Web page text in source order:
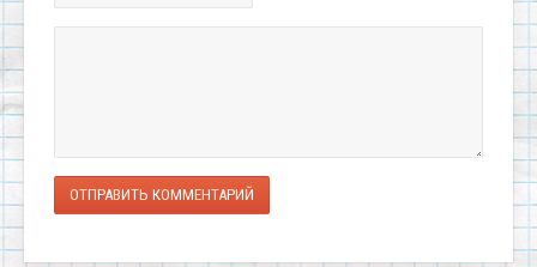
ОТПРАВИТЬ КОММЕНТАРИЙ